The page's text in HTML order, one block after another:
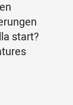
start?